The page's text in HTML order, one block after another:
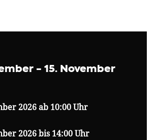
- 15. November
2026 ab 10:00 Uhr
2026 bis 14:00 Uhr